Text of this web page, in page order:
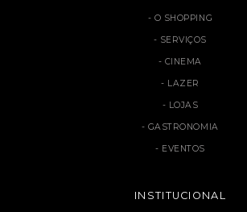
O SHOPPING
SERVIÇOS
CINEMA
LAZER
LOJAS
GASTRONOMIA
EVENTOS
INSTITUCIONAL